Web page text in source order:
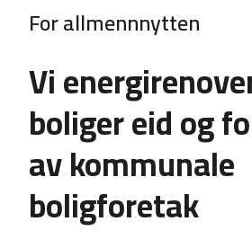
For allmennnytten
Vi
boliger eid og
av kommunale
boligforetak